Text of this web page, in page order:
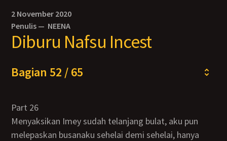
2 November 2020
Penulis — NEENA
Diburu Nafsu Incest
Bagian 52 / 65
Part 26
Menyaksikan Imey sudah telanjang bulat, aku pun
melepaskan busanaku sehelai demi sehelai, hanya